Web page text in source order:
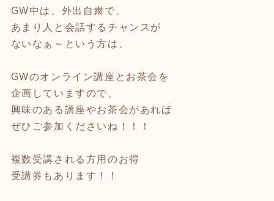
GW中は、外出自粛で、
あまり人と会話するチャンスが
ないなぁ～という方は、
GWのオンライン講座とお茶会を
企画していますので、
興味のある講座やお茶会があれば
ぜひご参加くださいね！！！
複数受講される方用のお得
受講券もあります！！